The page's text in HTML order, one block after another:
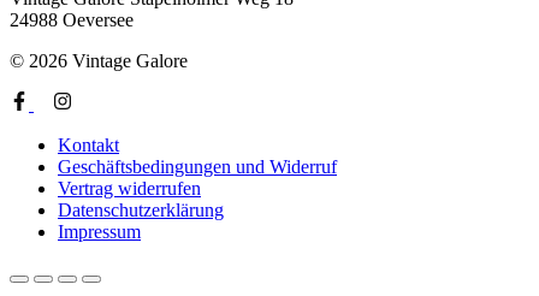
24988 Oeversee
© 2026 Vintage Galore
Kontakt
Geschäftsbedingungen und Widerruf
Vertrag widerrufen
Datenschutzerklärung
Impressum